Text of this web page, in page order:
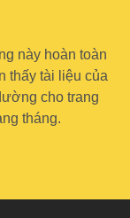
này hoàn toàn
thấy tài liệu của
cho trang
tháng.